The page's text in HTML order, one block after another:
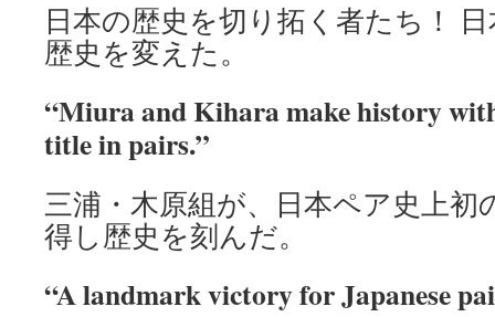
日本の歴史を切り拓く者たち！
歴史を変えた。
“Miura and Kihara make history
title in pairs.”
三浦・木原組が、日本ペア史上初
得し歴史を刻んだ。
“A landmark victory for Japanese